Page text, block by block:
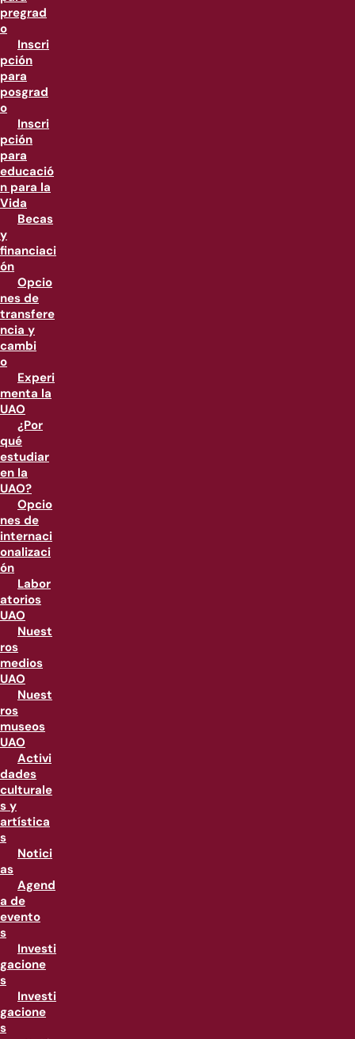
pregrad
o
Inscri
pción
para
posgrad
o
Inscri
pción
para
educació
n para la
Vida
Becas
y
financiaci
ón
Opcio
nes de
transfere
ncia y
cambi
o
Experi
menta la
UAO
¿Por
qué
estudiar
en la
UAO?
Opcio
nes de
internaci
onalizaci
ón
Labor
atorios
UAO
Nuest
ros
medios
UAO
Nuest
ros
museos
UAO
Activi
dades
culturale
s y
artística
s
Notici
as
Agend
a de
evento
s
Investi
gacione
s
Investi
gacione
s